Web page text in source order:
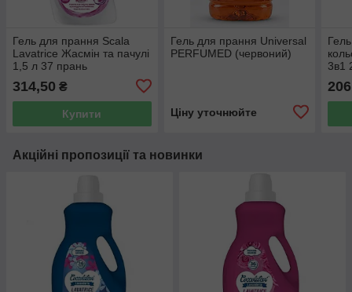
Гель для прання Scala
Lavatrice Жасмін та пачулі
1,5 л 37 прань
314,50 ₴
Купити
Гель для прання Universal
PERFUMED (червоний)
Ціну уточнюйте
3в1
Акційні пропозиції та новинки